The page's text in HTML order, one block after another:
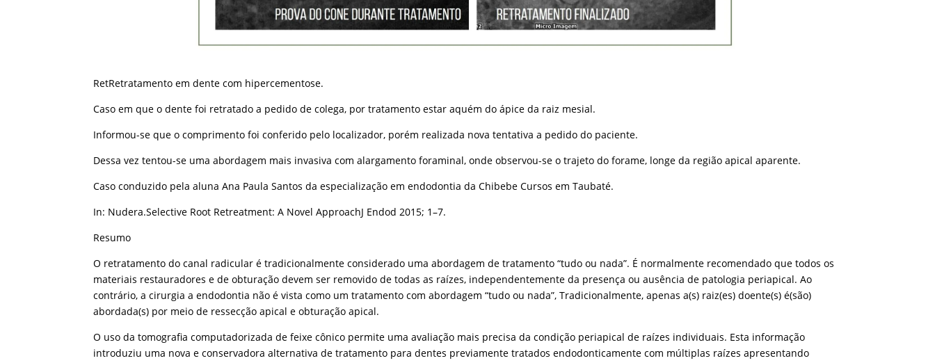
RetRetratamento em dente com hipercementose.
Caso em que o dente foi retratado a pedido de colega, por tratamento estar aquém do ápice da raiz mesial.
Informou-se que o comprimento foi conferido pelo localizador, porém realizada nova tentativa a pedido do paciente.
Dessa vez tentou-se uma abordagem mais invasiva com alargamento foraminal, onde observou-se o trajeto do forame, longe da região apical aparente.
Caso conduzido pela aluna Ana Paula Santos da especialização em endodontia da Chibebe Cursos em Taubaté.
In: Nudera.Selective Root Retreatment: A Novel ApproachJ Endod 2015; 1–7.
Resumo
O retratamento do canal radicular é tradicionalmente considerado uma abordagem de tratamento “tudo ou nada”. É normalmente recomendado que todos os
materiais restauradores e de obturação devem ser removido de todas as raízes, independentemente da presença ou ausência de patologia periapical. Ao
contrário, a cirurgia a endodontia não é vista como um tratamento com abordagem “tudo ou nada”, Tradicionalmente, apenas a(s) raiz(es) doente(s) é(são)
abordada(s) por meio de ressecção apical e obturação apical.
O uso da tomografia computadorizada de feixe cônico permite uma avaliação mais precisa da condição periapical de raízes individuais. Esta informação
introduziu uma nova e conservadora alternativa de tratamento para dentes previamente tratados endodonticamente com múltiplas raízes apresentando